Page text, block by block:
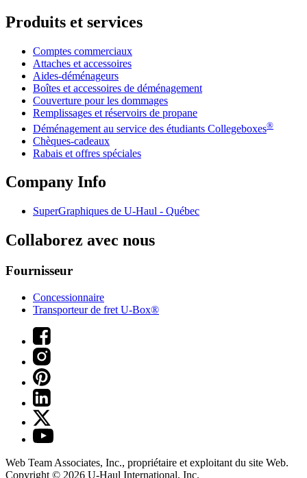
Produits et services
Comptes commerciaux
Attaches et accessoires
Aides-déménageurs
Boîtes et accessoires de déménagement
Couverture pour les dommages
Remplissages et réservoirs de propane
Déménagement au service des étudiants Collegeboxes®
Chèques-cadeaux
Rabais et offres spéciales
Company Info
SuperGraphiques de U-Haul - Québec
Collaborez avec nous
Fournisseur
Concessionnaire
Transporteur de fret U-Box®
Web Team Associates, Inc., propriétaire et exploitant du site Web.
Copyright © 2026 U-Haul International, Inc.